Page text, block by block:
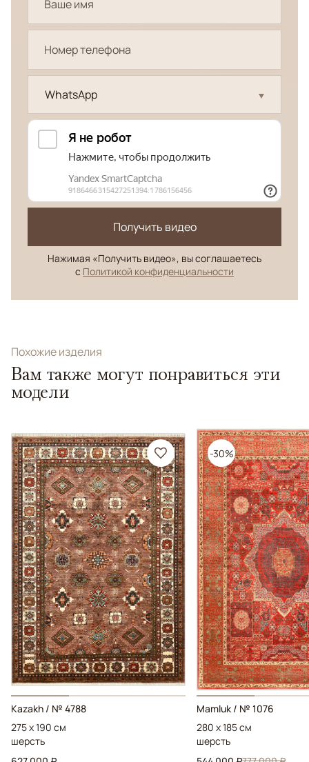
WhatsApp
Получить видео
Нажимая «Получить видео», вы соглашаетесь
с Политикой конфиденциальности
Похожие изделия
Вам также могут понравиться эти
модели
Kazakh / № 4788
275 x 190 см
шерсть
-30%
Mamluk / № 1076
280 x 185 см
шерсть